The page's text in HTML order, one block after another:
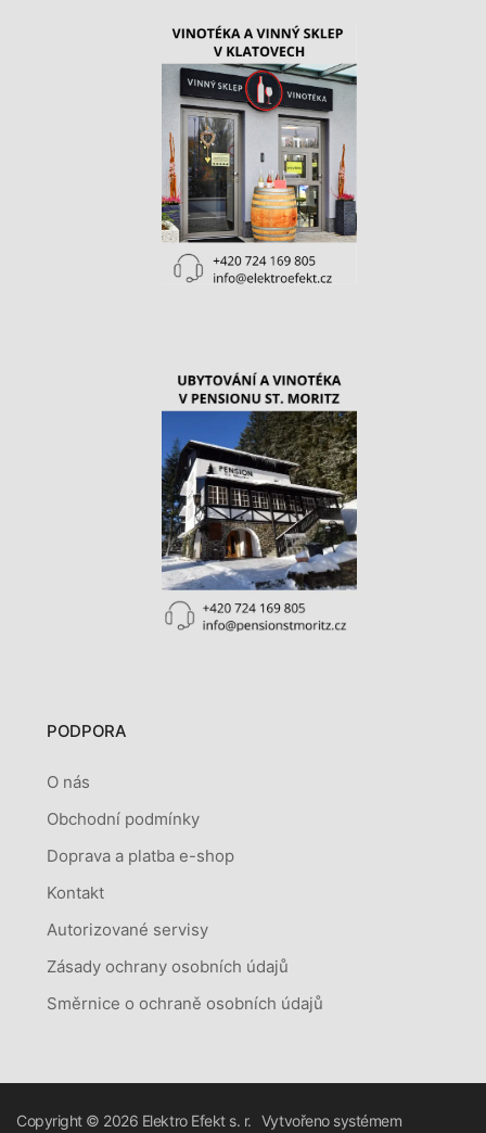
PODPORA
O nás
Obchodní podmínky
Doprava a platba e-shop
Kontakt
Autorizované servisy
Zásady ochrany osobních údajů
Směrnice o ochraně osobních údajů
Copyright © 2026 Elektro Efekt s. r. Vytvořeno systémem